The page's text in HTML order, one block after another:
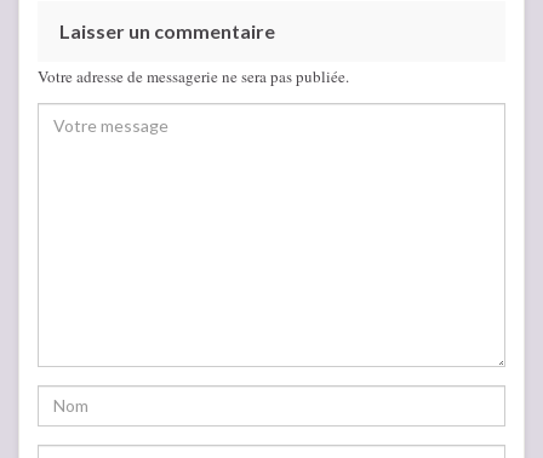
Laisser un commentaire
Votre adresse de messagerie ne sera pas publiée.